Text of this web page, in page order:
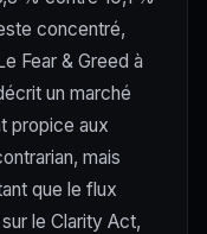
concentré,
Fear & Greed à
un marché
propice aux
mais
que le flux
le Clarity Act,